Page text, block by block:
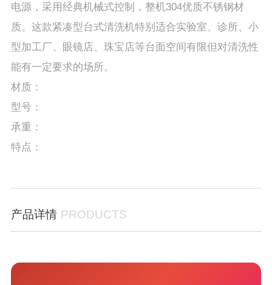
电源，采用经典机械式控制，整机304优质不锈钢材
质。这款紧凑型台式清洗机特别适合实验室、诊所、小
型加工厂、眼镜店、珠宝店等台面空间有限但对清洗性
能有一定要求的场所。
材质：
型号：
承重：
特点：
产品详情 PRODUCTS